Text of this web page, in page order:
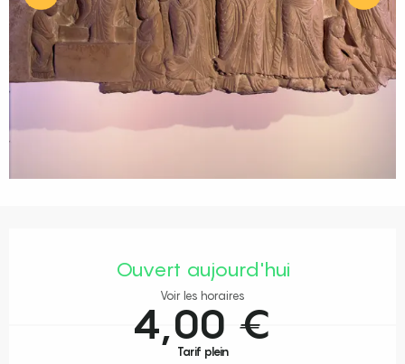
Ouvert aujourd'hui
Voir les horaires
4,00 €
Tarif plein